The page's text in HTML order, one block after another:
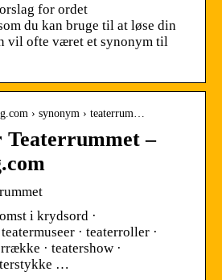
for ordet
du kan bruge til at løse din
vil ofte været et synonym til
› synonym › teaterrum…
Teaterrummet –
i krydsord ·
· teaterroller ·
· teatershow ·
…